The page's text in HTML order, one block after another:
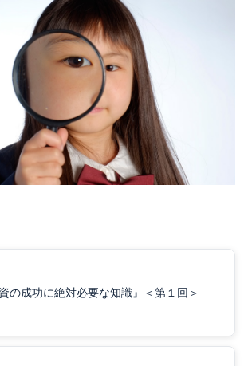
の成功に絶対必要な知識』＜第１回＞